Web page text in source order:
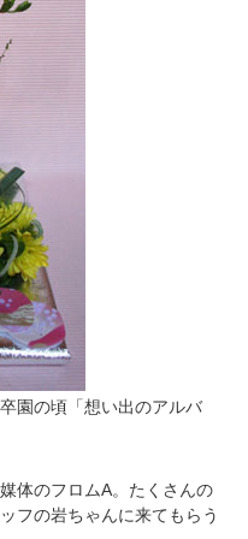
園の頃「想い出のアルバ
のフロムA。たくさんの
フの岩ちゃんに来てもらう